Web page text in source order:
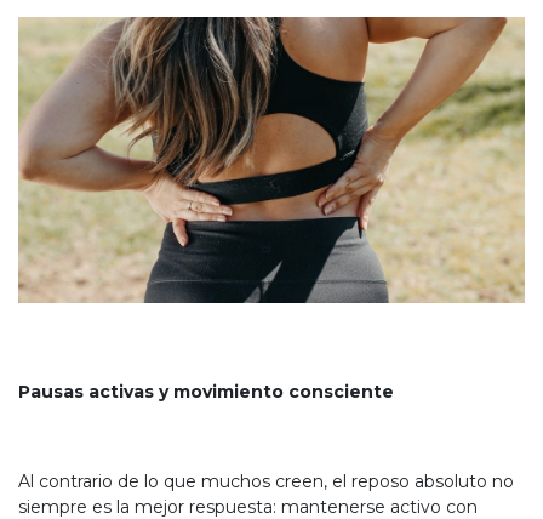
Pausas activas y movimiento consciente
Al contrario de lo que muchos creen, el reposo absoluto no
siempre es la mejor respuesta: mantenerse activo con